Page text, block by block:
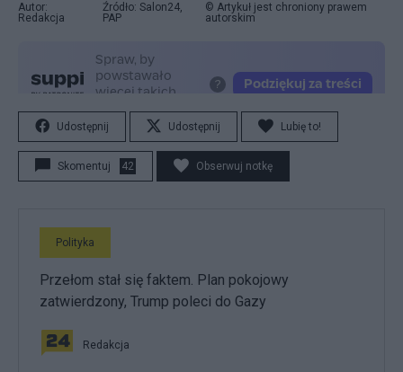
Autor:
Redakcja
Źródło: Salon24,
PAP
© Artykuł jest chroniony prawem
autorskim
Udostępnij Udostępnij Lubię to!
Skomentuj 42 Obserwuj notkę
Polityka
Przełom stał się faktem. Plan pokojowy
zatwierdzony, Trump poleci do Gazy
Redakcja